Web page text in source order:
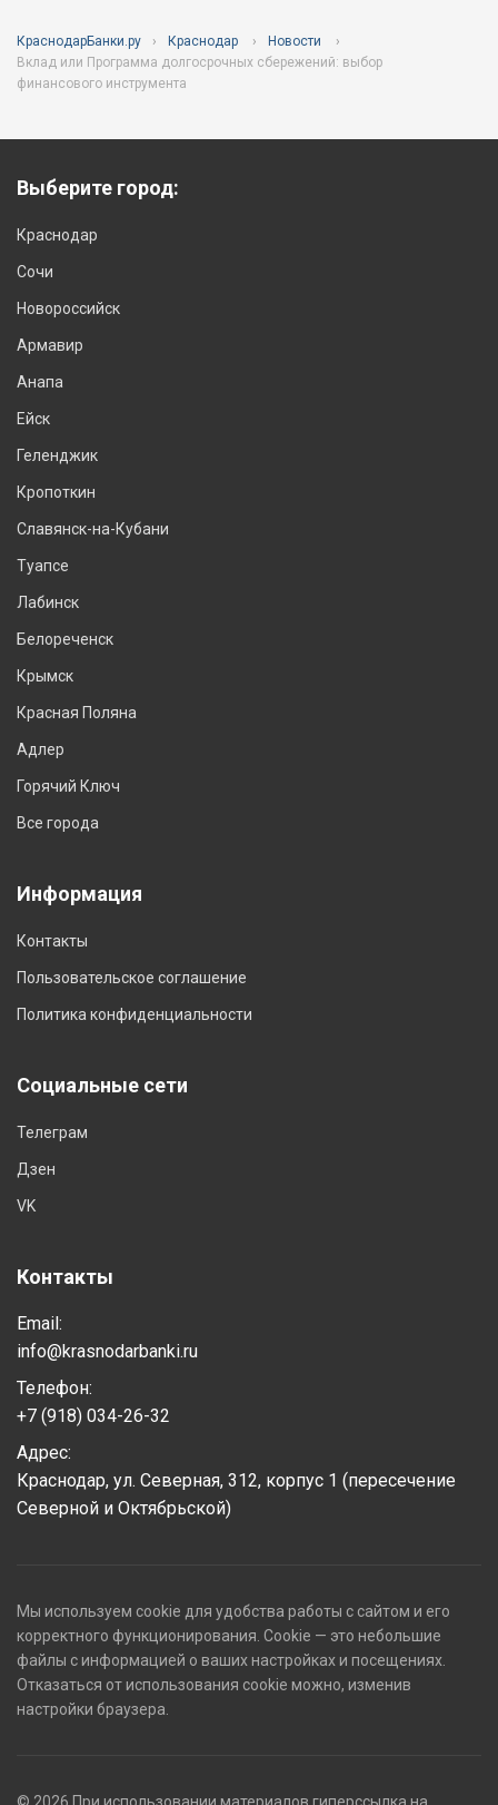
КраснодарБанки.ру Краснодар
Новости
Вклад или Программа долгосрочных сбережений: выбор
финансового инструмента
Выберите город:
Краснодар
Сочи
Новороссийск
Армавир
Анапа
Ейск
Геленджик
Кропоткин
Славянск-на-Кубани
Туапсе
Лабинск
Белореченск
Крымск
Красная Поляна
Адлер
Горячий Ключ
Все города
Информация
Контакты
Пользовательское соглашение
Политика конфиденциальности
Социальные сети
Телеграм
Дзен
VK
Контакты
Email:
info@krasnodarbanki.ru
Телефон:
+7 (918) 034-26-32
Адрес:
Краснодар, ул. Северная, 312, корпус 1 (пересечение
Северной и Октябрьской)
Мы используем cookie для удобства работы с сайтом и его
корректного функционирования. Cookie — это небольшие
файлы с информацией о ваших настройках и посещениях.
Отказаться от использования cookie можно, изменив
настройки браузера.
© 2026 При использовании материалов гиперссылка на